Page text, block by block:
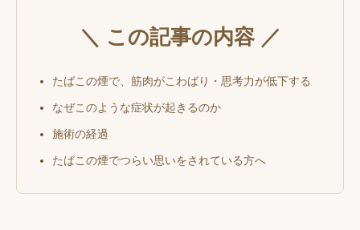
＼ この記事の内容 ／
たばこの煙で、筋肉がこわばり・思考力が低下する
なぜこのような症状が起きるのか
施術の経過
たばこの煙でつらい思いをされている方へ